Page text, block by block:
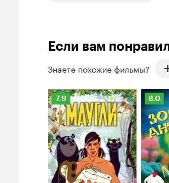
Если вам
Знаете похожие фильмы?
Рейтинг
Кинопоиска
7.9
7.9
8.0
8.0